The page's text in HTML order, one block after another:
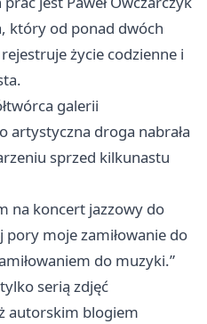
który od ponad dwóch
życie codzienne i
galerii
artystyczna droga nabrała
sprzed kilkunastu
na koncert jazzowy do
moje zamiłowanie do
do muzyki.”
serią zdjęć
autorskim blogiem